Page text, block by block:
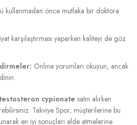
kullanmadan önce mutlaka bir doktora
karşılaştırması yaparken kaliteyi de göz
Online yorumları okuyun, ancak
testosteron cypionate satın alırken
Takviye Spor, müşterilerine bu
en iyi sonuçları elde etmelerine